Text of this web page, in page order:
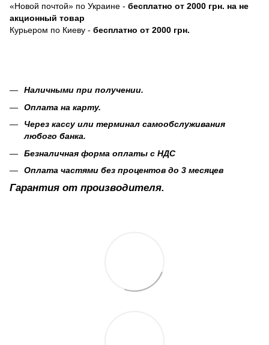
«Новой почтой» по Украине - бесплатно от 2000 грн. на не
акционный товар
Курьером по Киеву - бесплатно от 2000 грн.
Наличными при получении.
Оплата на карту.
Через кассу или терминал самообслуживания
любого банка.
Безналичная форма оплаты с НДС
Оплата частями без процентов до 3 месяцев
Гарантия от производителя.